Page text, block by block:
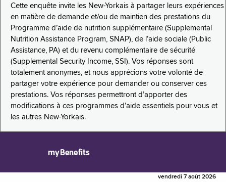
Cette enquête invite les New-Yorkais à partager leurs expériences
en matière de demande et/ou de maintien des prestations du
Programme d’aide de nutrition supplémentaire (Supplemental
Nutrition Assistance Program, SNAP), de l’aide sociale (Public
Assistance, PA) et du revenu complémentaire de sécurité
(Supplemental Security Income, SSI). Vos réponses sont
totalement anonymes, et nous apprécions votre volonté de
partager votre expérience pour demander ou conserver ces
prestations. Vos réponses permettront d’apporter des
modifications à ces programmes d’aide essentiels pour vous et
les autres New-Yorkais.
myBenefits
vendredi 7 août 2026